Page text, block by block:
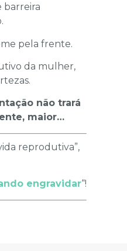
barreira
pela frente.
da mulher,
não trará
maior…
reprodutiva”,
engravidar“!